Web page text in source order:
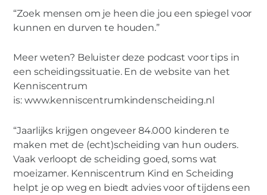
“Zoek mensen om je heen die jou een spiegel voor
kunnen en durven te houden.”
Meer weten? Beluister deze podcast voor tips in
een scheidingssituatie. En de website van het
Kenniscentrum
is: www.kenniscentrumkindenscheiding.nl
“Jaarlijks krijgen ongeveer 84.000 kinderen te
maken met de (echt)scheiding van hun ouders.
Vaak verloopt de scheiding goed, soms wat
moeizamer. Kenniscentrum Kind en Scheiding
helpt je op weg en biedt advies voor of tijdens een